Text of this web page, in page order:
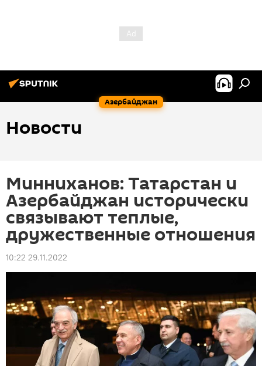
Азербайджан
Новости
Минниханов: Татарстан и
Азербайджан исторически
связывают теплые,
дружественные отношения
10:22 29.11.2022